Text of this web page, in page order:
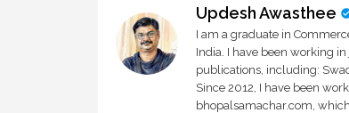
Updesh Awasthee
I am a graduate in
India. I have been working
publications, including:
Since 2012, I have been
bhopalsamachar.com,